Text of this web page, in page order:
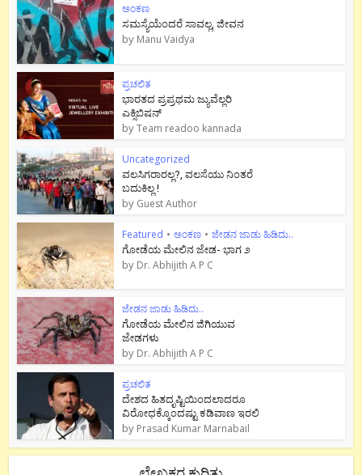
ಅಂಕಣ
ಸಮಸ್ಯೆಯೆಂದರೆ ಸಾವಲ್ಲ, ಜೀವನ
by Manu Vaidya
ಪ್ರಚಲಿತ
ಭಾರತದ ಪ್ರಪ್ರಥಮ ಜ್ಯುವೆಲ್ಲರಿ
ಎಕ್ಸಿಬಿಷನ್
byTeam readoo kannada
Uncategorized
ವಲಸಿಗರಾರಲ್ಲ?, ವಲಸೆಯು ನಿಂತರೆ
ಬದುಕಿಲ್ಲ !
by Guest Author
Featured • ಅಂಕಣ • ಜೇಡನ ಜಾಡು ಹಿಡಿದು..
ಗೋಡೆಯ ಮೇಲಿನ ಜೇಡ- ಭಾಗ ೨
by Dr. Abhijith A P C
ಜೇಡನ ಜಾಡು ಹಿಡಿದು..
ಗೋಡೆಯ ಮೇಲಿನ ಜಿಗಿಯುವ
ಜೇಡಗಳು
by Dr. Abhijith A P C
ಪ್ರಚಲಿತ
ದೇಶದ ಹಿತದೃಷ್ಟಿಯಿಂದಲಾದರೂ
ವಿರೋಧಕ್ಕೊಂದಷ್ಟು ಕಡಿವಾಣ ಇರಲಿ
by Prasad Kumar Marnabail